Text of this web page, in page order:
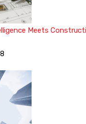
Meets